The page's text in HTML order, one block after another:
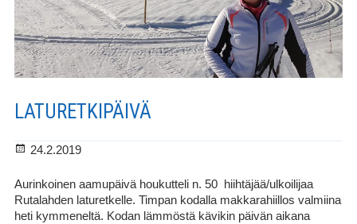
LATURETKIPÄIVÄ
Julkaistu
24.2.2019
Aurinkoinen aamupäivä houkutteli n. 50 hiihtäjää/ulkoilijaa
Rutalahden laturetkelle. Timpan kodalla makkarahiillos valmiina
heti kymmeneltä. Kodan lämmöstä kävikin päivän aikana